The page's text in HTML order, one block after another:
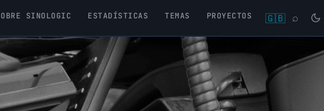
SINOLOGIC ESTADÍSTICAS TEMAS PROYECTOS 🇬🇧 ⌕